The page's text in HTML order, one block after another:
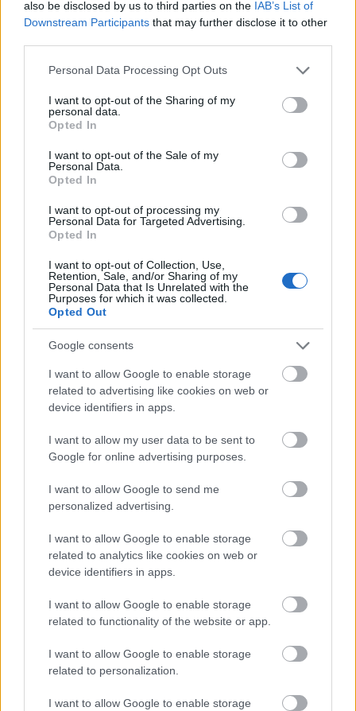
also be disclosed by us to third parties on the IAB’s List of
Downstream Participants that may further disclose it to other
Please note that this website/app uses one or more Google
not limited to your visit or usage behaviour. You may click to
grant or deny consent to Google and its third-party tags to
use your data for below specified purposes in below Google
consent section.
Personal Data Processing Opt Outs
I want to opt-out of the Sharing of my
personal data.
Opted In
I want to opt-out of the Sale of my
Personal Data.
Opted In
I want to opt-out of processing my
Personal Data for Targeted Advertising.
Opted In
I want to opt-out of Collection, Use,
Retention, Sale, and/or Sharing of my
Personal Data that Is Unrelated with the
Purposes for which it was collected.
Opted Out
Google consents
I want to allow Google to enable storage
related to advertising like cookies on web or
device identifiers in apps.
I want to allow my user data to be sent to
Google for online advertising purposes.
I want to allow Google to send me
personalized advertising.
I want to allow Google to enable storage
related to analytics like cookies on web or
device identifiers in apps.
I want to allow Google to enable storage
related to functionality of the website or app.
I want to allow Google to enable storage
related to personalization.
I want to allow Google to enable storage
Veszprémben, és később pontosan elemezte, hogy
milyennek látott, s hogy amit csináltam, az mit
fejezett ki. A másik Mácsai Pali, akivel egyszer József
Attila verseket mondtunk a Kerepesi temetőben, s
talán a helyszín hangulata is adta, hogy utána,
ahogy beszélgetni kezdtünk, panaszkodtam neki,
hogy bizonytalan vagyok. Pali akkor nagy szeretettel
erősített meg: “azok ott vannak, amiket megcsináltál,
ne izgulj!" Nem azt, hogy jól csináltad, hanem hogy a
helyén volt az a dolog. Végül is mind a ketten arról
beszéltek, hogy milyennek látnak, mi maradt meg
belőlem bennük. Nekem kellenek az ilyen
megerősítések. Ezért volt könnyű Vallóval
dolgoznom, mert állandóan sugározta: “bízom
szintén ezt sugározza. Nem tudok másképp
dolgozni. Nem kell, hogy szeressenek, csak bízzanak
bennem. És akkor nem kiabálok, nem hisztizek,
akkor össze tudjuk hozni a szerepet. Olyan érdekes,
Alföldi Robi is azt mondta, hogy visszahúzódó
Három nővérben kicsit furcsálltam a sapkámat, de
azt gondoltam, biztos kitalált nekem Robi valamit,
amiért sapkában kell lennem. Közben is arra
gondoltam, hogy bár halálosan melegem van abban
a sapkában, de biztosan valami érdekes karaktert
nyújt ez. És ez így is van különben. Robi pontos
rendszert épített ki. Más dolgom nem is volt, csak
hogy figyeljek, nézzek. Az maga Olga.
Tényleg nagyon erős jelenléted van.
Takács Katalin:De nekem ezt tanulnom kellett. Ezt
a fajta jelenlétet. Csöndes voltam és háttérben
voltam. Olga, a legidősebb, aki óvja a többieket.
Mindig ránéz a családjára, egyengeti őket. És amikor
visszamentünk az emlékekbe, kiderült, hogy nekem,
Olgának nincsenek emlékeim. Hiszen alapból ez a
mondott Vallónak, amikor az magyarázta neki,